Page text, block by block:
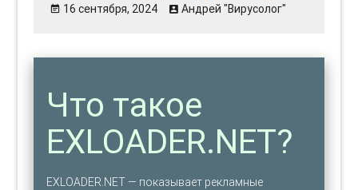
16 сентября, 2024
Андрей "Вирусолог"
Что такое
EXLOADER.NET?
EXLOADER.NET — показывает рекламные